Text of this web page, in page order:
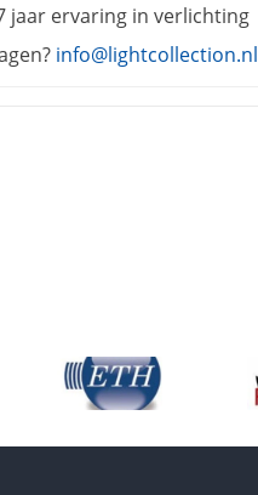
jaar ervaring in verlichting
info@lightcollection.nl